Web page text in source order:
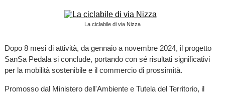
La ciclabile di via Nizza
Dopo 8 mesi di attività, da gennaio a novembre 2024, il progetto
SanSa Pedala si conclude, portando con sé risultati significativi
per la mobilità sostenibile e il commercio di prossimità.
Promosso dal Ministero dell'Ambiente e Tutela del Territorio, il